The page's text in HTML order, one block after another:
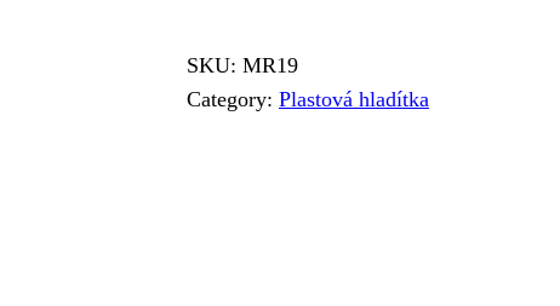
SKU: MR19
Category: Plastová hladítka